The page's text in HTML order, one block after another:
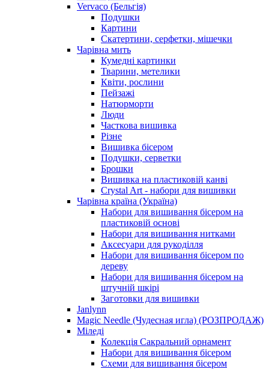
Vervaco (Бельгія)
Подушки
Картини
Скатертини, серфетки, мішечки
Чарiвна мить
Кумедні картинки
Тварини, метелики
Квіти, рослини
Пейзажі
Натюрморти
Люди
Часткова вишивка
Різне
Вишивка бісером
Подушки, серветки
Брошки
Вишивка на пластиковій канві
Crystal Art - набори для вишивки
Чарівна країна (Україна)
Набори для вишивання бісером на
пластиковій основі
Набори для вишивання нитками
Аксесуари для рукоділля
Набори для вишивання бісером по
дереву
Набори для вишивання бісером на
штучній шкірі
Заготовки для вишивки
Janlynn
Magic Needle (Чудесная игла) (РОЗПРОДАЖ)
Міледі
Колекція Сакральний орнамент
Набори для вишивання бісером
Схеми для вишивання бісером